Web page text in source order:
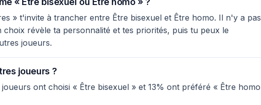
» t'invite à trancher entre Être bisexuel et Être homo. Il n'y a pas
révèle ta personnalité et tes priorités, puis tu peux le
joueurs.
joueurs ?
ont choisi « Être bisexuel » et 13% ont préféré « Être homo